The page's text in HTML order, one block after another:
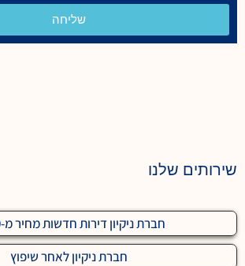
שליחה
שירותים שלנו
חברת ניקיון דירות חדשות מחיר מ-₪699
חברת ניקיון לאחר שיפוץ